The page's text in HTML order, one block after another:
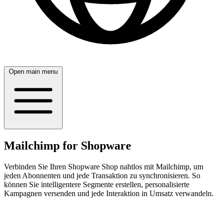
Open main menu
Mailchimp for Shopware
Verbinden Sie Ihren Shopware Shop nahtlos mit Mailchimp, um
jeden Abonnenten und jede Transaktion zu synchronisieren. So
können Sie intelligentere Segmente erstellen, personalisierte
Kampagnen versenden und jede Interaktion in Umsatz verwandeln.